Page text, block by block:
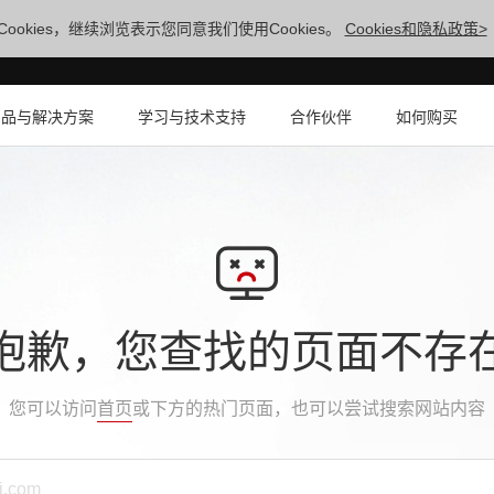
，继续浏览表示您同意我们使用Cookies。 Cookies和隐私政策>
与解决方案 学习与技术支持 合作伙伴 如何购买
歉，您查找的页面不存
您可以访问 首页或下方的热门页面，也可以尝试搜索网站内容